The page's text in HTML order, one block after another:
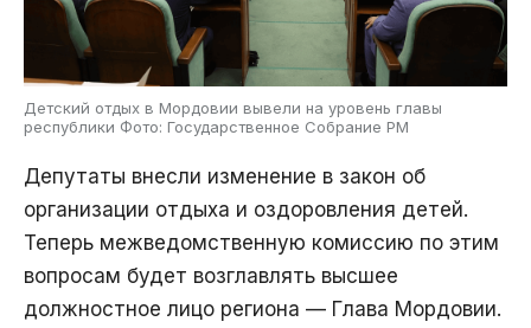
Детский отдых в Мордовии вывели на уровень главы
республики Фото: Государственное Собрание РМ
Депутаты внесли изменение в закон об
организации отдыха и оздоровления детей.
Теперь межведомственную комиссию по этим
вопросам будет возглавлять высшее
должностное лицо региона — Глава Мордовии.